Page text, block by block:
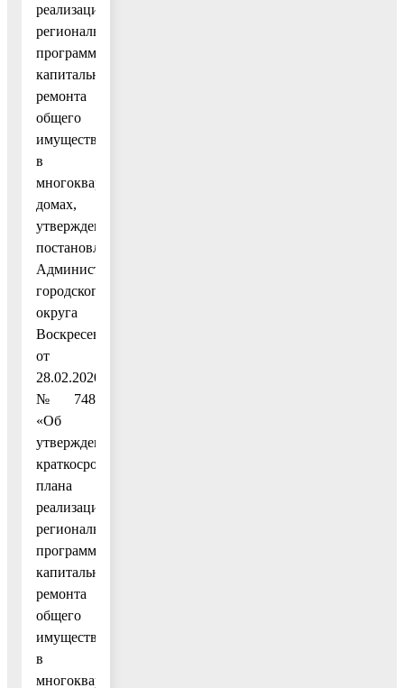
реализации
региональной
программы
капитального
ремонта
общего
имущества
в
многоквартирных
домах,
утвержденный
постановлением
Администрации
городского
округа
Воскресенск
от
28.02.2020
№ 748
«Об
утверждении
краткосрочного
плана
реализации
региональной
программы
капитального
ремонта
общего
имущества
в
многоквартирных